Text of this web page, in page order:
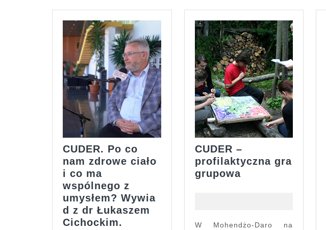
CUDER. Po co
nam zdrowe ciało
i co ma
wspólnego z
umysłem? Wywia
d z dr Łukaszem
Cichockim.
CUDER –
profilaktyczna gra
grupowa
grupowa
W Mohendżo-Daro na